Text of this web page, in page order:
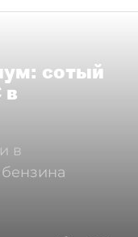
сотый
в
в